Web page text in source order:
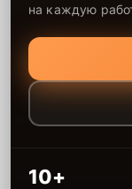
на каждую
10+